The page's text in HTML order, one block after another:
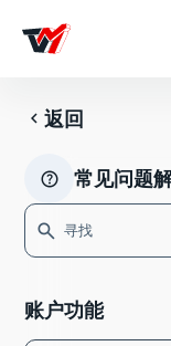
返回
 常见问题

开设 Tradeview
账户功能